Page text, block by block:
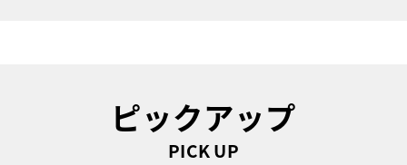
ピックアップ
PICK UP